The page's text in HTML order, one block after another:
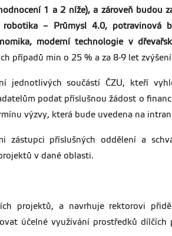
1 a 2 níže), a zároveň budou
– Průmysl 4.0, potravinová
moderní technologie v
případů min o 25 % a za 8-9 let
jednotlivých součástí ČZU, kteří
podat příslušnou žádost o
výzvy, která bude uvedena na
příslušných oddělení a
v dané oblasti.
projektů, a navrhuje rektorovi
účelné využívání prostředků